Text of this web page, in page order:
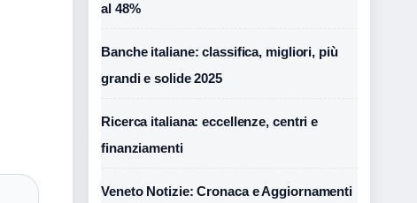
al 48%
Banche italiane: classifica, migliori, più
grandi e solide 2025
Ricerca italiana: eccellenze, centri e
finanziamenti
Veneto Notizie: Cronaca e Aggiornamenti